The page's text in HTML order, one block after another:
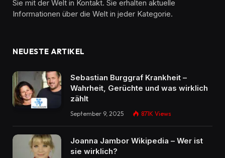
Sie mit der Welt in Kontakt. Sie erhalten aktuelle
Informationen über die Welt in jeder Kategorie.
NEUESTE ARTIKEL
Sebastian Burggraf Krankheit –
Wahrheit, Gerüchte und was wirklich
zählt
September 9, 2025 871K Views
Joanna Jambor Wikipedia – Wer ist
sie wirklich?